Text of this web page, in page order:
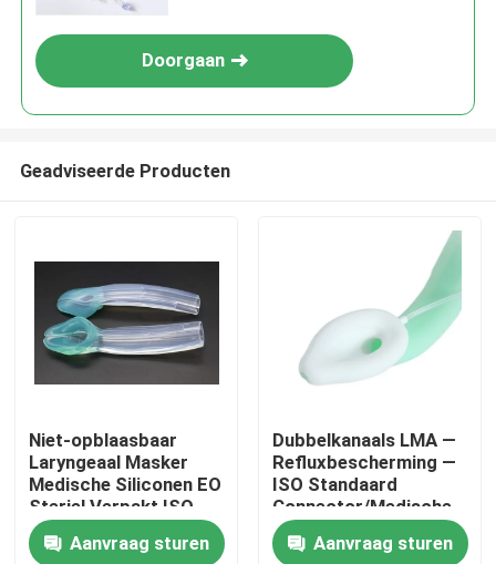
Thuis
Producten
Doorgaan
Geadviseerde Producten
Niet-opblaasbaar
Laryngeaal Masker
Medische Siliconen EO
Steriel Verpakt ISO
Gecertificeerd
Aanvraag sturen
Dubbelkanaals LMA —
Refluxbescherming —
ISO Standaard
Connector/Medische
Siliconen
Structuur/CE ISO
Aanvraag sturen